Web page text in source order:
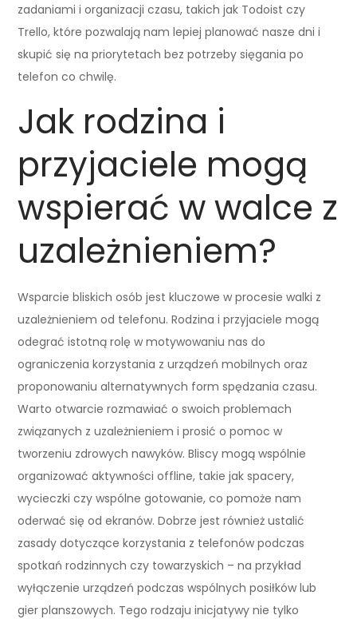
zadaniami i organizacji czasu, takich jak Todoist czy
Trello, które pozwalają nam lepiej planować nasze dni i
skupić się na priorytetach bez potrzeby sięgania po
telefon co chwilę.
Jak rodzina i
przyjaciele mogą
wspierać w walce z
uzależnieniem?
Wsparcie bliskich osób jest kluczowe w procesie walki z
uzależnieniem od telefonu. Rodzina i przyjaciele mogą
odegrać istotną rolę w motywowaniu nas do
ograniczenia korzystania z urządzeń mobilnych oraz
proponowaniu alternatywnych form spędzania czasu.
Warto otwarcie rozmawiać o swoich problemach
związanych z uzależnieniem i prosić o pomoc w
tworzeniu zdrowych nawyków. Bliscy mogą wspólnie
organizować aktywności offline, takie jak spacery,
wycieczki czy wspólne gotowanie, co pomoże nam
oderwać się od ekranów. Dobrze jest również ustalić
zasady dotyczące korzystania z telefonów podczas
spotkań rodzinnych czy towarzyskich – na przykład
wyłączenie urządzeń podczas wspólnych posiłków lub
gier planszowych. Tego rodzaju inicjatywy nie tylko